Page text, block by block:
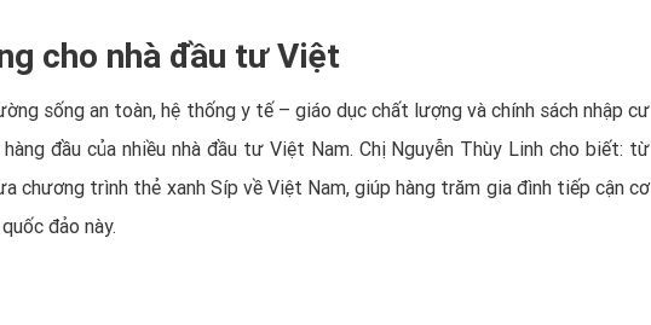
cho nhà đầu tư Việt
sống an toàn, hệ thống y tế – giáo dục chất lượng và chính sách nhập cư
đầu của nhiều nhà đầu tư Việt Nam. Chị Nguyễn Thùy Linh cho biết: từ
chương trình thẻ xanh Síp về Việt Nam, giúp hàng trăm gia đình tiếp cận cơ
đảo này.